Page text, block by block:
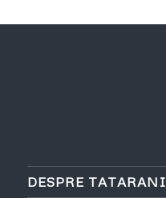
DESPRE TATARANI